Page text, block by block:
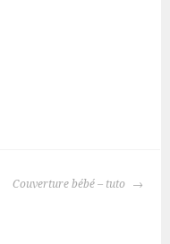
Couverture bébé – tuto